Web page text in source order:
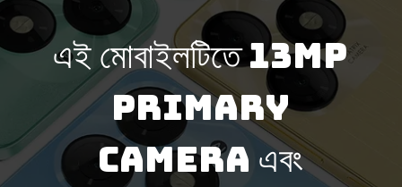
এই মোবাইলটিতে 13MP
primary
camera এবং